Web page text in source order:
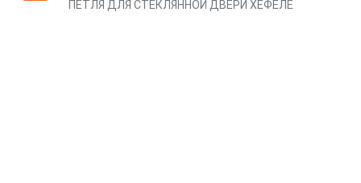
ПЕТЛЯ ДЛЯ СТЕКЛЯННОЙ ДВЕРИ ХЕФЕЛЕ